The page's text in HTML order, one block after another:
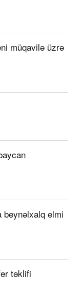
müqavilə üzrə
beynəlxalq elmi
təklifi